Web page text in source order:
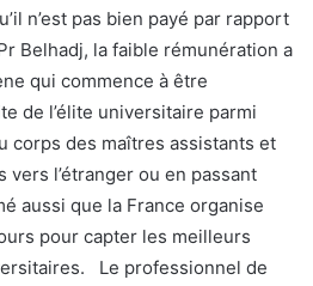
n’est pas bien payé par rapport
Belhadj, la faible rémunération a
qui commence à être
de l’élite universitaire parmi
corps des maîtres assistants et
l’étranger ou en passant
aussi que la France organise
pour capter les meilleurs
Le professionnel de